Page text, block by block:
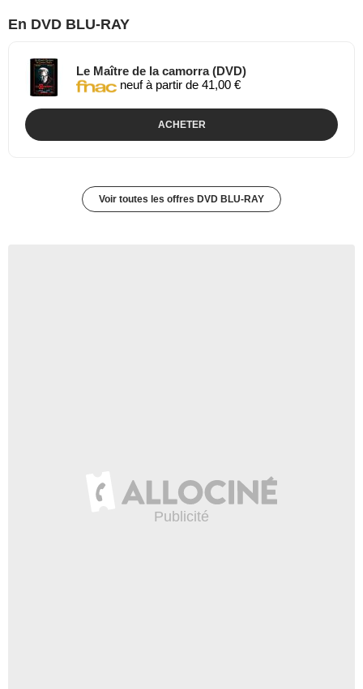
En DVD BLU-RAY
Le Maître de la camorra (DVD)
neuf à partir de 41,00 €
ACHETER
Voir toutes les offres DVD BLU-RAY